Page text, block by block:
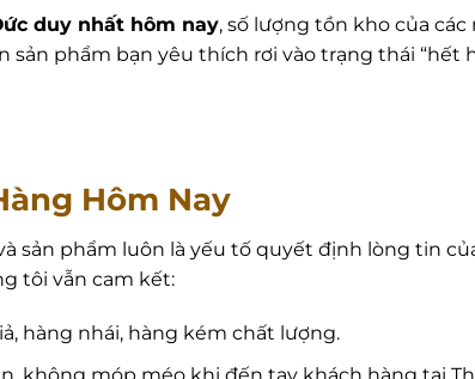
duy nhất hôm nay, số lượng tồn kho của
phẩm bạn yêu thích rơi vào trạng thái “hết
Hôm Nay
sản phẩm luôn là yếu tố quyết định lòng tin
tôi vẫn cam kết:
hàng nhái, hàng kém chất lượng.